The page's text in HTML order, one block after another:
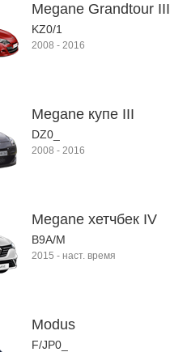
Megane Grandtour III
KZ0/1
2008 - 2016
Megane купе III
DZ0_
2008 - 2016
Megane хетчбек IV
B9A/M
2015 - наст. время
Modus
F/JP0_